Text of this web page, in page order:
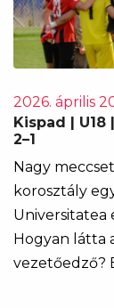
2026. április
Kispad | U18
2–1
Nagy
korosztály
Hogyan látta
vezetőedző?